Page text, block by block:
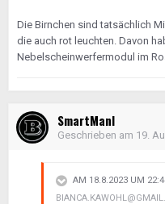
Die Birnchen sind tatsächlich
die auch rot leuchten. Davon
Nebelscheinwerfermodul im
SmartManI
Geschrieben am 19.
AM 18.8.2023 UM